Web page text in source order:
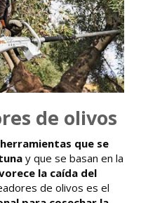
de olivos
que se
y que se basan en la
la caída del
de olivos es el